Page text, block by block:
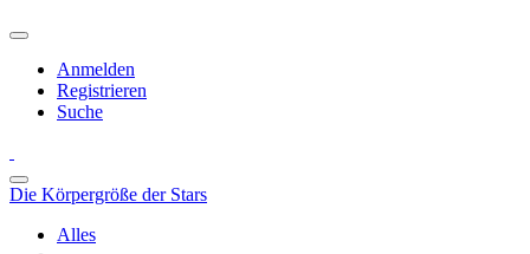
Anmelden
Registrieren
Suche
Die Körpergröße der Stars
Alles